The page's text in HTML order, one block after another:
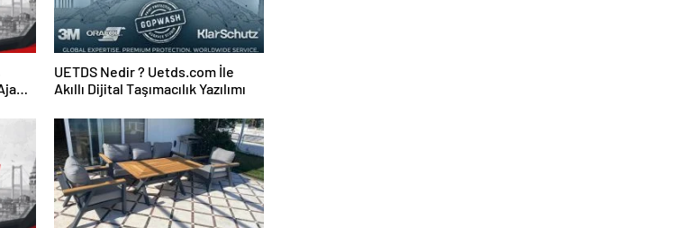
UETDS Nedir ? Uetds.com İle
Akıllı Dijital Taşımacılık Yazılımı